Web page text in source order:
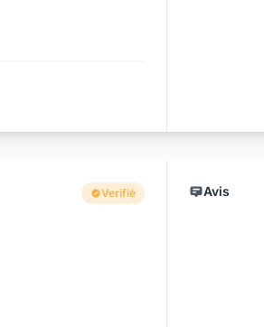
Verifié Avis